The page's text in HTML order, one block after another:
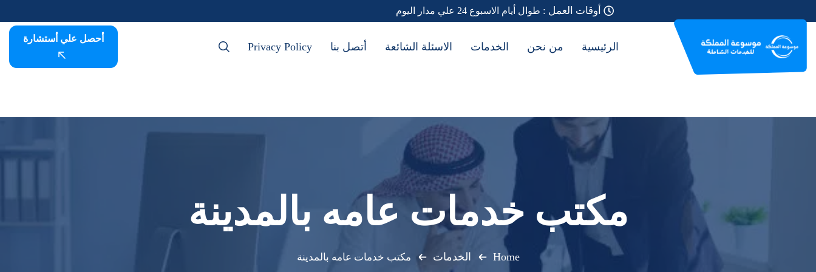
أوقات العمل : طوال أيام الاسبوع 24 علي مدار اليوم
الرئيسية من نحن الخدمات الاسئلة الشائعة أتصل بنا Privacy Policy
أحصل علي أستشارة
مكتب خدمات عامه بالمدينة
Home الخدمات مكتب خدمات عامه بالمدينة